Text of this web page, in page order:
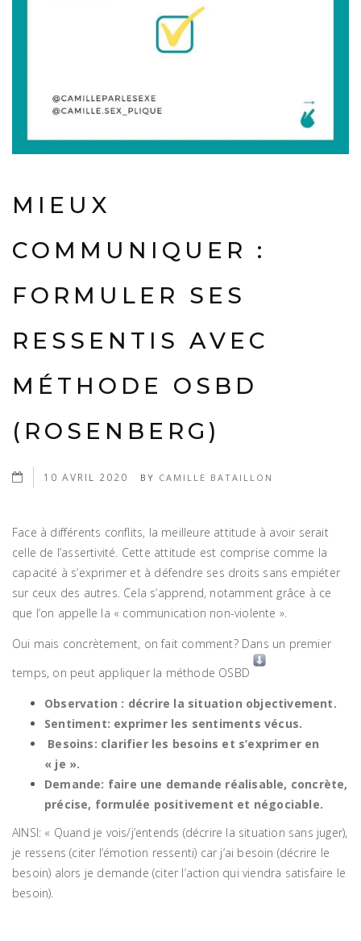
MIEUX
COMMUNIQUER :
FORMULER SES
RESSENTIS AVEC
MÉTHODE OSBD
(ROSENBERG)
10 AVRIL 2020 BY CAMILLE BATAILLON
Face à différents conflits, la meilleure attitude à avoir serait
celle de l’assertivité. Cette attitude est comprise comme la
capacité à s’exprimer et à défendre ses droits sans empiéter
sur ceux des autres. Cela s’apprend, notamment grâce à ce
que l’on appelle la « communication non-violente ».
Oui mais concrètement, on fait comment? Dans un premier
temps, on peut appliquer la méthode OSBD
Observation : décrire la situation objectivement.
Sentiment: exprimer les sentiments vécus.
Besoins: clarifier les besoins et s’exprimer en
« je ».
Demande: faire une demande réalisable, concrète,
précise, formulée positivement et négociable.
AINSI: « Quand je vois/j’entends (décrire la situation sans juger),
je ressens (citer l’émotion ressenti) car j’ai besoin (décrire le
besoin) alors je demande (citer l’action qui viendra satisfaire le
besoin).